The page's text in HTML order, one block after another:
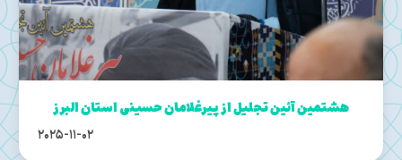
هشتمین آئین تجلیل از پیرغلامان حسینی استان البرز
2025-11-02